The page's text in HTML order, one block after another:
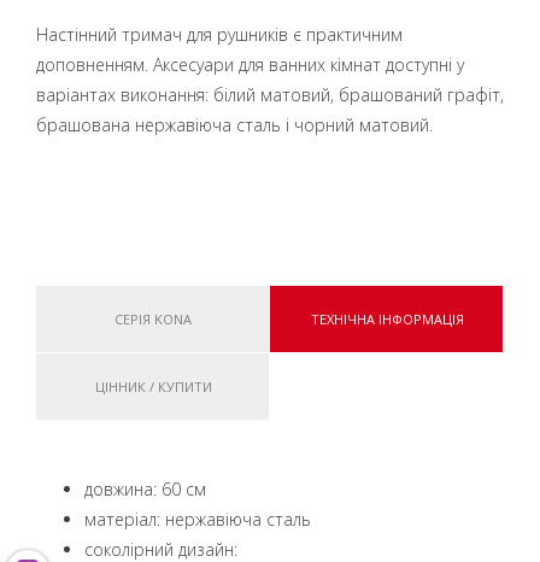
Настінний тримач для рушників є практичним
доповненням. Аксесуари для ванних кімнат доступні у
варіантах виконання: білий матовий, брашований графіт,
брашована нержавіюча сталь і чорний матовий.
СЕРІЯ KONA ТЕХНІЧНА ІНФОРМАЦІЯ
ЦІННИК / КУПИТИ
довжина: 60 см
матеріал: нержавіюча сталь
coколірний дизайн: